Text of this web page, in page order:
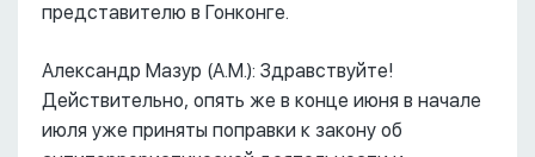
представителю в Гонконге.
Александр Мазур (А.М.): Здравствуйте!
Действительно, опять же в конце июня в начале
июля уже приняты поправки к закону об